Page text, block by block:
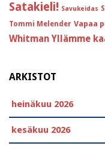
Satakieli! Savukeidas
Tommi Melender Vapaa
Whitman Yllämme
ARKISTOT
heinäkuu 2026
kesäkuu 2026